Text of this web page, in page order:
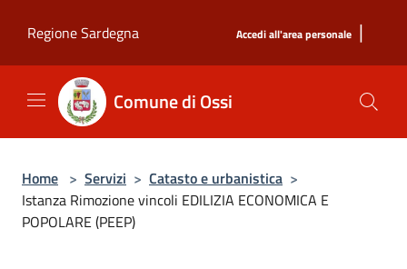
Regione Sardegna
Accedi all'area personale |
Comune di Ossi
Home > Servizi > Catasto e urbanistica >
Istanza Rimozione vincoli EDILIZIA ECONOMICA E
POPOLARE (PEEP)